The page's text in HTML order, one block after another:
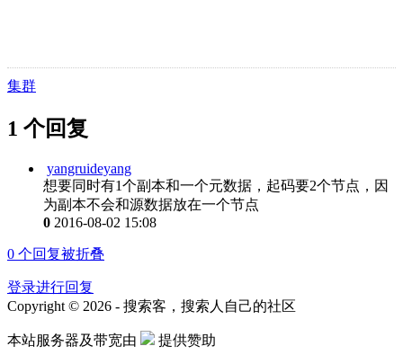
集群
1 个回复
yangruideyang
想要同时有1个副本和一个元数据，起码要2个节点，因
为副本不会和源数据放在一个节点
0 2016-08-02 15:08
0 个回复被折叠
登录进行回复
Copyright © 2026 - 搜索客，搜索人自己的社区
本站服务器及带宽由 提供赞助